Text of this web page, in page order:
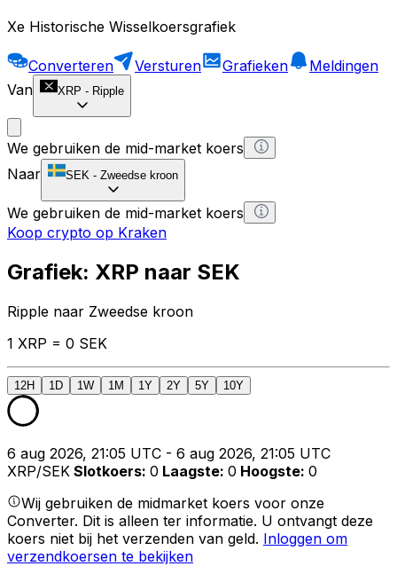
Xe Historische Wisselkoersgrafiek
Converteren Versturen Grafieken
Meldingen
Van
XRP - Ripple
We gebruiken de mid-market koers
Naar
SEK - Zweedse kroon
We gebruiken de mid-market koers
Koop crypto op Kraken
Grafiek: XRP naar SEK
Ripple naar Zweedse kroon
1 XRP = 0 SEK
12H 1D 1W 1M 1Y 2Y 5Y 10Y
6 aug 2026, 21:05 UTC - 6 aug 2026, 21:05 UTC
XRP/SEK Slotkoers: 0 Laagste: 0 Hoogste: 0
Wij gebruiken de midmarket koers voor onze
Converter. Dit is alleen ter informatie. U ontvangt deze
koers niet bij het verzenden van geld. Inloggen om
verzendkoersen te bekijken